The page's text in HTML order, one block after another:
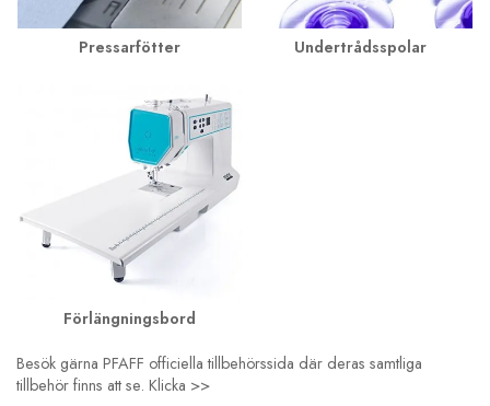
Pressarfötter Undertrådsspolar
Förlängningsbord
Besök gärna PFAFF officiella tillbehörssida där deras samtliga
tillbehör finns att se. Klicka >>